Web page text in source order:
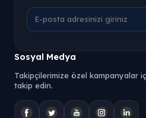
Sosyal Medya
Takipçilerimize özel kampanyalar
takip edin.